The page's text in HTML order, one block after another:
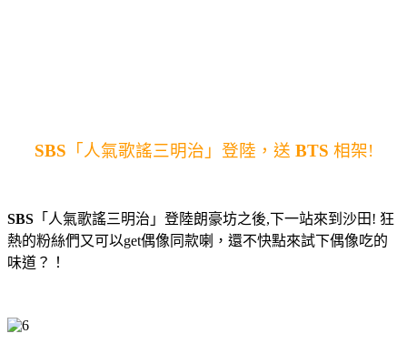
SBS 「人氣歌謠三明治」登陸，送 BTS 相架!
SBS 「人氣歌謠三明治」登陸朗豪坊之後,下一站來到沙田! 狂
熱的粉絲們又可以get偶像同款喇，還不快點來試下偶像吃的
味道？！